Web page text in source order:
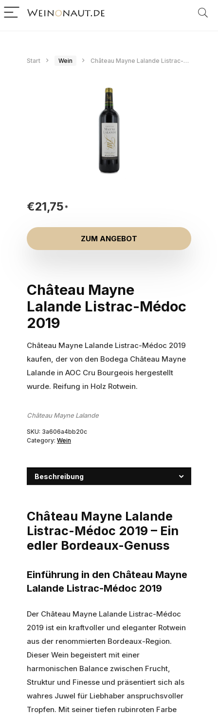
Start Wein Château Mayne Lalande Listrac-Médoc 2019
Château Mayne
Lalande Listrac-Médoc
2019
Château Mayne Lalande Listrac-Médoc 2019
kaufen, der von den Bodega Château Mayne
Lalande in AOC Cru Bourgeois hergestellt
wurde. Reifung in Holz Rotwein.
€21,75
ZUM ANGEBOT
Château Mayne Lalande
SKU: 3a606a4bb20c
Category: Wein
Beschreibung
Château Mayne Lalande
Listrac-Médoc 2019 – Ein
edler Bordeaux-Genuss
Einführung in den Château Mayne
Lalande Listrac-Médoc 2019
Der Château Mayne Lalande Listrac-Médoc
2019 ist ein kraftvoller und eleganter Rotwein
aus der renommierten Bordeaux-Region.
Dieser Wein begeistert mit einer
harmonischen Balance zwischen Frucht,
Struktur und Finesse und präsentiert sich als
wahres Juwel für Liebhaber anspruchsvoller
Tropfen. Mit seiner tiefen rubinroten Farbe